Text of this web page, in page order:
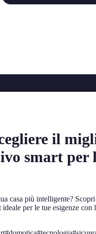
il
smart per
casa più intelligente?
per le tue esigenze con